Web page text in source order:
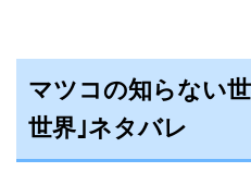
マツコの知らない
世界｣ネタバレ